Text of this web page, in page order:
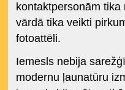
kontaktpersonām
vārdā tika veikti
fotoattēli.
Iemesls nebija
modernu ļaunatūru